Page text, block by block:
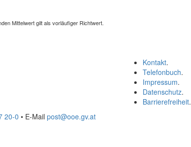
Mittelwert gilt als vorläufiger Richtwert.
Kontakt.
Telefonbuch.
Impressum.
Datenschutz.
Barrierefreiheit.
20-0 • E-Mail post@ooe.gv.at